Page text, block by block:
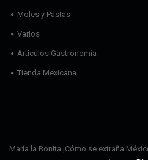
Moles y Pastas
Varios
Artículos Gastronomía
Tienda Mexicana
María la Bonita ¡Cómo se extraña